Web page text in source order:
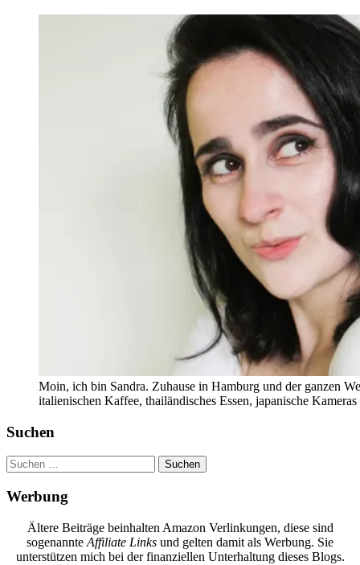
Moin, ich bin Sandra. Zuhause in Hamburg und der ganzen
italienischen Kaffee, thailändisches Essen, japanische
Suchen
Suchen
nach:
Werbung
Ältere Beiträge beinhalten Amazon Verlinkungen, diese sind
sogenannte Affiliate Links und gelten damit als Werbung. Sie
unterstützen mich bei der finanziellen Unterhaltung dieses Blogs.